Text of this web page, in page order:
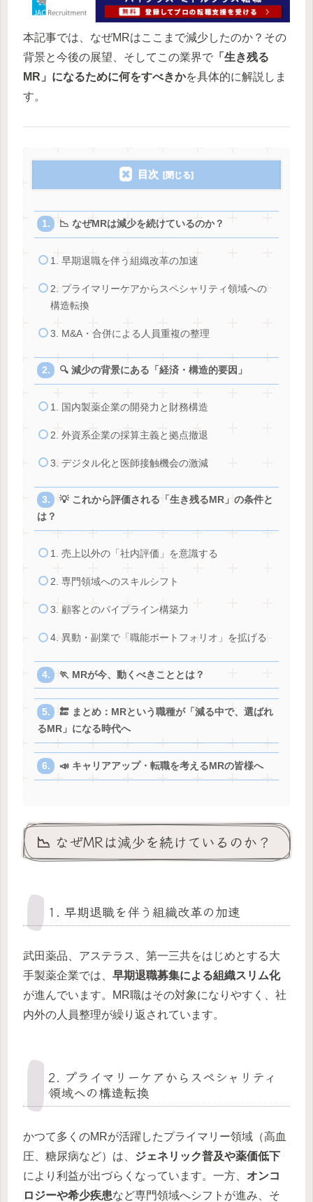
本記事では、なぜMRはここまで減少したのか？その
背景と今後の展望、そしてこの業界で 「生き残る
MR」になるために何をすべきかを具体的に解説しま
す。
目次
📉 なぜMRは減少を続けているのか？
1. 早期退職を伴う組織改革の加速
2. プライマリーケアからスペシャリティ領域への
構造転換
3. M&A・合併による人員重複の整理
🔍 減少の背景にある「経済・構造的要因」
1. 国内製薬企業の開発力と財務構造
2. 外資系企業の採算主義と拠点撤退
3. デジタル化と医師接触機会の激減
💡 これから評価される「生き残るMR」の条件と
は？
1. 売上以外の「社内評価」を意識する
2. 専門領域へのスキルシフト
3. 顧客とのパイプライン構築力
4. 異動・副業で「職能ポートフォリオ」を拡げる
🏃 MRが今、動くべきこととは？
🔚 まとめ：MRという職種が「減る中で、選ばれ
るMR」になる時代へ
📣 キャリアアップ・転職を考えるMRの皆様へ
📉 なぜMRは減少を続けているのか？
1. 早期退職を伴う組織改革の加速
武田薬品、アステラス、第一三共をはじめとする大
手製薬企業では、 早期退職募集による組織スリム化
が進んでいます。MR職はその対象になりやすく、社
内外の人員整理が繰り返されています。
2. プライマリーケアからスペシャリティ
領域への構造転換
かつて多くのMRが活躍したプライマリー領域（高血
圧、糖尿病など）は、 ジェネリック普及や薬価低下
により利益が出づらくなっています。一方、 オンコ
ロジーや希少疾患など専門領域へシフトが進み、そ